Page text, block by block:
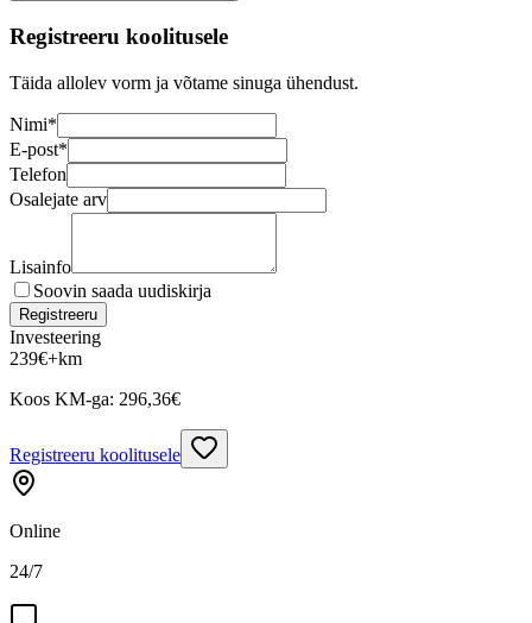
Registreeru koolitusele
Täida allolev vorm ja võtame sinuga ühendust.
Nimi*
E-post*
Telefon
Osalejate arv
Lisainfo
Soovin saada uudiskirja
Registreeru
Investeering
239€+km
Koos KM-ga: 296,36€
Registreeru koolitusele
Online
24/7